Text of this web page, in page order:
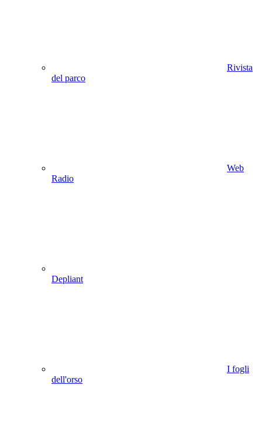
Rivista
del parco
Web
Radio
Depliant
I fogli
dell'orso